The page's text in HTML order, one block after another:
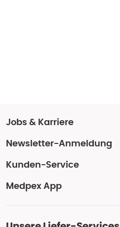
Jobs & Karriere
Newsletter-Anmeldung
Kunden-Service
Medpex App